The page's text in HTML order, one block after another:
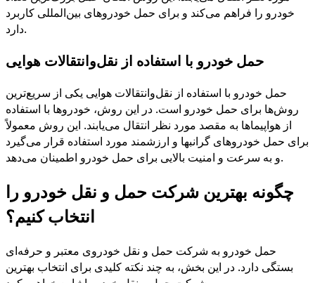
خودرو را فراهم می‌کند و برای حمل خودروهای بین‌المللی کاربرد
دارد.
حمل خودرو با استفاده از نقل‌وانتقالات هوایی
حمل خودرو با استفاده از نقل‌وانتقالات هوایی یکی از سریع‌ترین
روش‌ها برای حمل خودرو است. در این روش، خودروها با استفاده
از هواپیماها به مقصد مورد نظر انتقال می‌یابند. این روش معمولاً
برای حمل خودروهای گرانبها و ارزشمند مورد استفاده قرار می‌گیرد
و به سرعت و امنیت بالایی برای حمل خودرو اطمینان می‌دهد.
چگونه بهترین شرکت حمل و نقل خودرو را
انتخاب کنیم؟
حمل خودرو به شرکت حمل و نقل خودروی معتبر و حرفه‌ای
بستگی دارد. در این بخش، به چند نکته کلیدی برای انتخاب بهترین